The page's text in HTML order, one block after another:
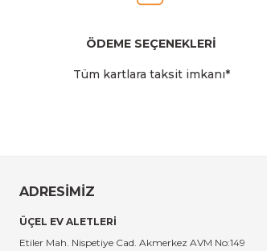
ÖDEME SEÇENEKLERİ
Tüm kartlara taksit imkanı*
ADRESİMİZ
ÜÇEL EV ALETLERİ
Etiler Mah. Nispetiye Cad. Akmerkez AVM No:149